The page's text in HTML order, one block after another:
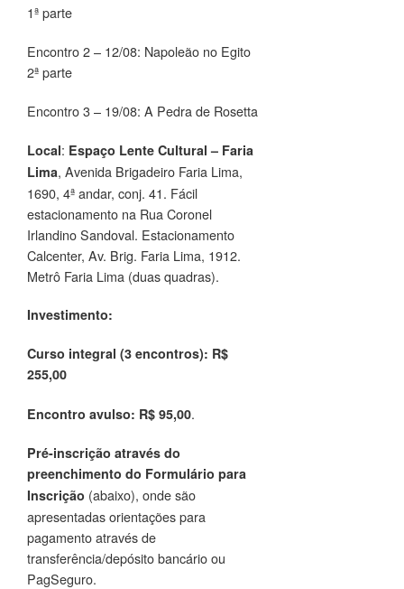
1ª parte
Encontro 2 – 12/08: Napoleão no Egito
2ª parte
Encontro 3 – 19/08: A Pedra de Rosetta
Local: Espaço Lente Cultural – Faria
Lima, Avenida Brigadeiro Faria Lima,
1690, 4ª andar, conj. 41. Fácil
estacionamento na Rua Coronel
Irlandino Sandoval. Estacionamento
Calcenter, Av. Brig. Faria Lima, 1912.
Metrô Faria Lima (duas quadras).
Investimento:
Curso integral (3 encontros): R$
255,00
Encontro avulso: R$ 95,00.
Pré-inscrição através do
preenchimento do Formulário para
Inscrição (abaixo), onde são
apresentadas orientações para
pagamento através de
transferência/depósito bancário ou
PagSeguro.